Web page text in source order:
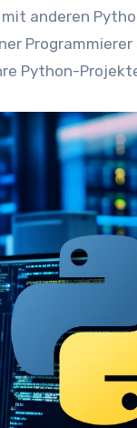
anderen
Programmierer
Python-